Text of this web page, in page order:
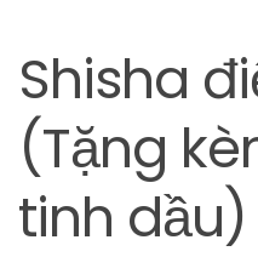
Shisha
(Tặng
tinh dầu)